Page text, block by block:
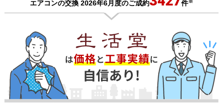
エアコンの交換 2026年6月度のご成約 件※